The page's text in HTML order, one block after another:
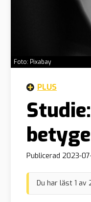
Foto: Pixabay
PLUS
Publicerad 2023-
Du har läst 1 av